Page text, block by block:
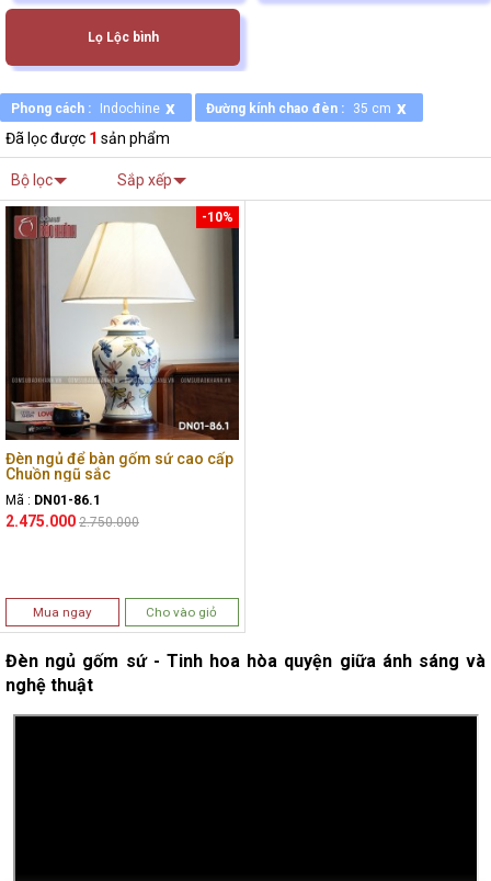
Lọ Lộc bình
Phong cách : Indochine x Đường kính chao đèn : 35 cm x
Đã lọc được 1 sản phẩm
Bộ lọc Sắp xếp
Đèn ngủ để bàn gốm sứ cao cấp
Chuồn ngũ sắc
Mã : DN01-86.1
2.475.000
-10%
2.750.000
Mua ngay Cho vào giỏ
Đèn ngủ gốm sứ - Tinh hoa hòa quyện giữa ánh sáng và
nghệ thuật